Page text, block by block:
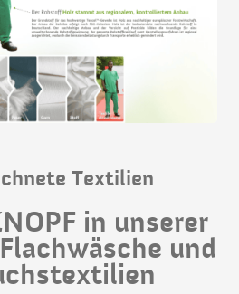
Textilien
in unserer
und